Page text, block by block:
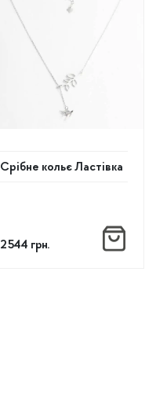
кілька
варіантів.
Параметри
Срібне кольє Ластівка
2 544 грн.